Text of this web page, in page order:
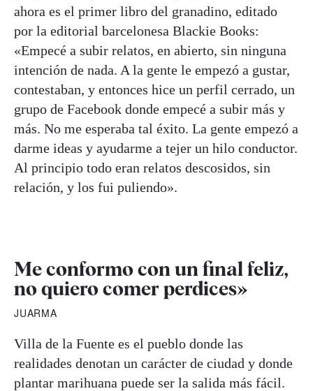
ahora es el primer libro del granadino, editado
por la editorial barcelonesa Blackie Books:
«Empecé a subir relatos, en abierto, sin ninguna
intención de nada. A la gente le empezó a gustar,
contestaban, y entonces hice un perfil cerrado, un
grupo de Facebook donde empecé a subir más y
más. No me esperaba tal éxito. La gente empezó a
darme ideas y ayudarme a tejer un hilo conductor.
Al principio todo eran relatos descosidos, sin
relación, y los fui puliendo».
Me conformo con un final feliz,
no quiero comer perdices»
JUARMA
Villa de la Fuente es el pueblo donde las
realidades denotan un carácter de ciudad y donde
plantar marihuana puede ser la salida más fácil.